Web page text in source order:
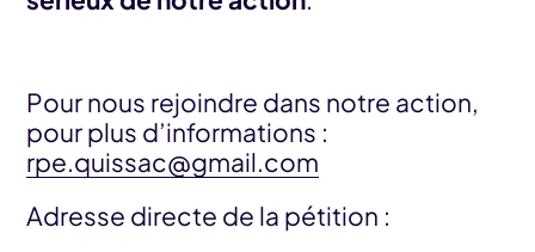
Pour nous rejoindre dans notre action,
pour plus d’informations :
rpe.quissac@gmail.com
Adresse directe de la pétition :